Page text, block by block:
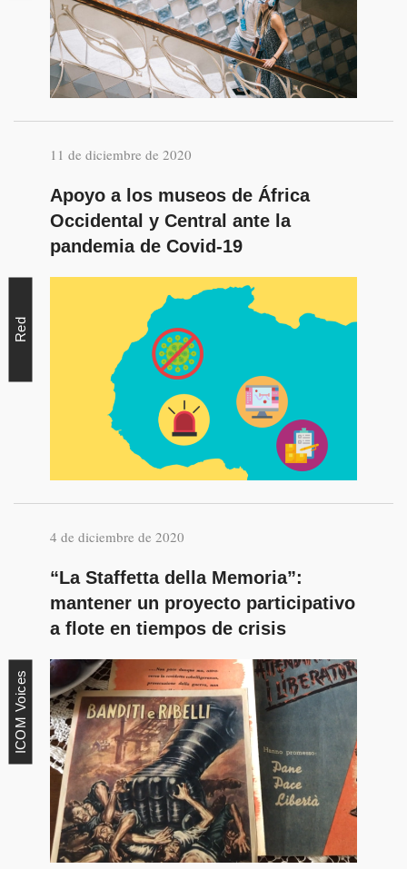
11 de diciembre de 2020
Apoyo a los museos de África
Occidental y Central ante la
pandemia de Covid-19
Red
4 de diciembre de 2020
“La Staffetta della Memoria”:
mantener un proyecto participativo
a flote en tiempos de crisis
ICOM Voices